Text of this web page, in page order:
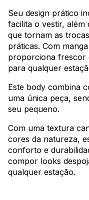
Seu design prático
facilita o vestir, além
que tornam as
práticas. Com
proporciona frescor
para qualquer
Este body combina
uma única peça,
seu pequeno.
Com uma textura
cores da natureza,
conforto e
compor looks
qualquer estação.